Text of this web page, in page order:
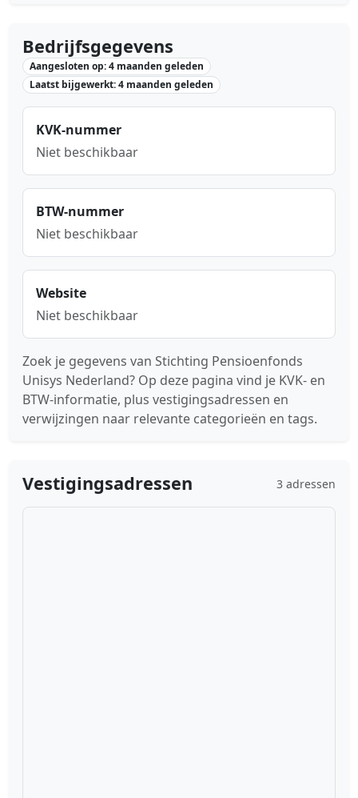
Bedrijfsgegevens
Aangesloten op: 4 maanden geleden
Laatst bijgewerkt: 4 maanden geleden
KVK-nummer
Niet beschikbaar
BTW-nummer
Niet beschikbaar
Website
Niet beschikbaar
Zoek je gegevens van Stichting Pensioenfonds
Unisys Nederland? Op deze pagina vind je KVK- en
BTW-informatie, plus vestigingsadressen en
verwijzingen naar relevante categorieën en tags.
Vestigingsadressen 3 adressen